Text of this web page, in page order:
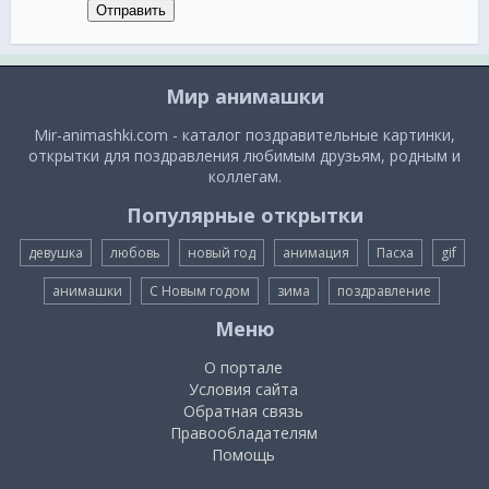
Отправить
Мир анимашки
Mir-animashki.com - каталог поздравительные картинки,
открытки для поздравления любимым друзьям, родным и
коллегам.
Популярные открытки
девушка любовь новый год анимация Пасха gif
анимашки С Новым годом зима поздравление
Меню
О портале
Условия сайта
Обратная связь
Правообладателям
Помощь